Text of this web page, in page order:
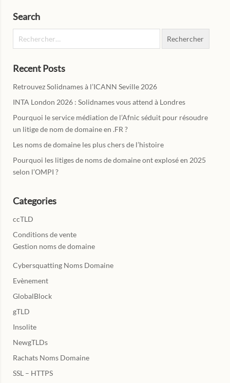
Search
Recent Posts
Retrouvez Solidnames à l’ICANN Seville 2026
INTA London 2026 : Solidnames vous attend à Londres
Pourquoi le service médiation de l’Afnic séduit pour résoudre
un litige de nom de domaine en .FR ?
Les noms de domaine les plus chers de l’histoire
Pourquoi les litiges de noms de domaine ont explosé en 2025
selon l’OMPI ?
Categories
ccTLD
Conditions de vente
Gestion noms de domaine
Cybersquatting Noms Domaine
Evènement
GlobalBlock
gTLD
Insolite
NewgTLDs
Rachats Noms Domaine
SSL – HTTPS